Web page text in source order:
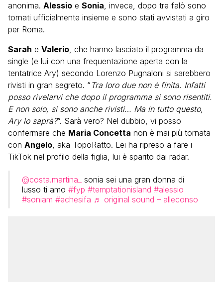
anonima. Alessio e Sonia, invece, dopo tre falò sono
tornati ufficialmente insieme e sono stati avvistati a giro
per Roma.
Sarah e Valerio, che hanno lasciato il programma da
single (e lui con una frequentazione aperta con la
tentatrice Ary) secondo Lorenzo Pugnaloni si sarebbero
rivisti in gran segreto. “ Tra loro due non è finita. Infatti
posso rivelarvi che dopo il programma si sono risentiti.
E non solo, si sono anche rivisti… Ma in tutto questo,
Ary lo saprà?”. Sarà vero? Nel dubbio, vi posso
confermare che Maria Concetta non è mai più tornata
con Angelo, aka TopoRatto. Lei ha ripreso a fare i
TikTok nel profilo della figlia, lui è sparito dai radar.
@costa.martina_
sonia sei una gran donna di
lusso ti amo #fyp #temptationisland #alessio
#soniam #echesifa ♬ original sound – alleconso